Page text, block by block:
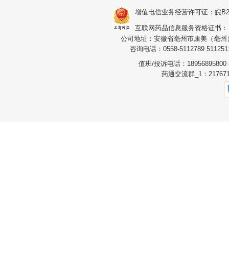
增值电信业务经营许可证：皖
互联网药品信息服务资格证书
公司地址：安徽省亳州市康美（亳
咨询电话：0558-5112789
值班/投诉电话：18956895800
药通交流群_1：